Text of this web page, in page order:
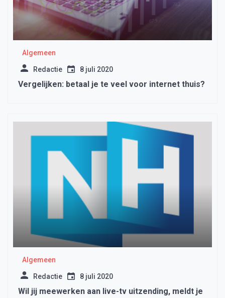
Algemeen
Redactie 8 juli 2020
Vergelijken: betaal je te veel voor internet thuis?
Algemeen
Redactie 8 juli 2020
Wil jij meewerken aan live-tv uitzending, meldt je